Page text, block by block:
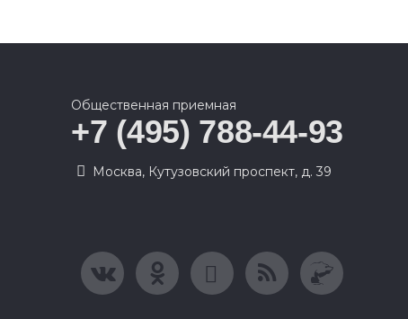
Общественная приемная
+7 (495) 788-44-93
Москва, Кутузовский проспект, д. 39